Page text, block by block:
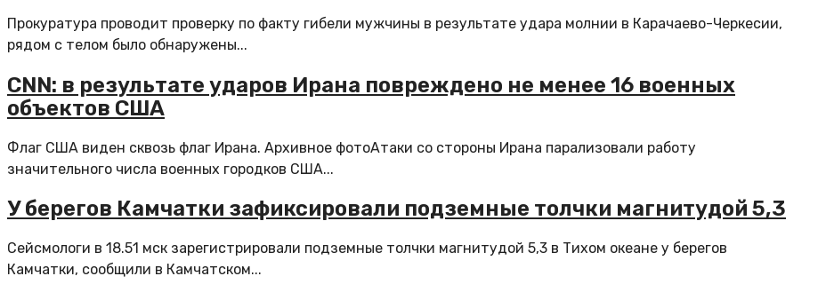
Прокуратура проводит проверку по факту гибели мужчины в результате удара молнии в Карачаево-Черкесии,
рядом с телом было обнаружены...
CNN: в результате ударов Ирана повреждено не менее 16 военных
объектов США
Флаг США виден сквозь флаг Ирана. Архивное фотоАтаки со стороны Ирана парализовали работу
значительного числа военных городков США...
У берегов Камчатки зафиксировали подземные толчки магнитудой 5,3
Сейсмологи в 18.51 мск зарегистрировали подземные толчки магнитудой 5,3 в Тихом океане у берегов
Камчатки, сообщили в Камчатском...